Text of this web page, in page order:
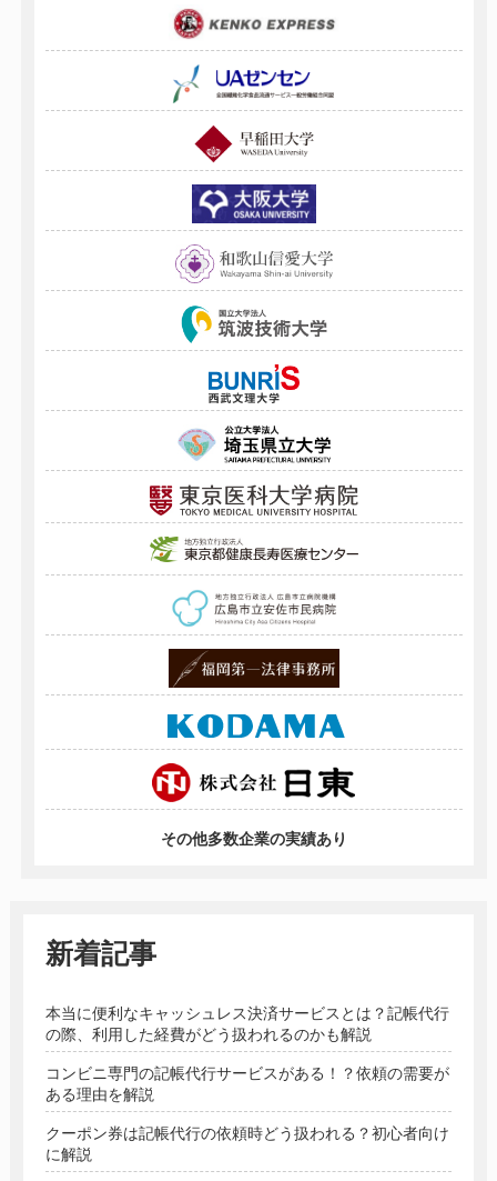
その他多数企業の実績あり
新着記事
本当に便利なキャッシュレス決済サービスとは？記帳代行
の際、利用した経費がどう扱われるのかも解説
コンビニ専門の記帳代行サービスがある！？依頼の需要が
ある理由を解説
クーポン券は記帳代行の依頼時どう扱われる？初心者向け
に解説